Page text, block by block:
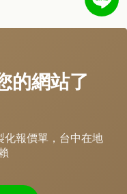
的網站了
化報價單，台中在地